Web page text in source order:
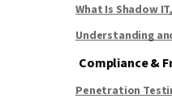
What Is Shadow
Understanding
Compliance &
Penetration